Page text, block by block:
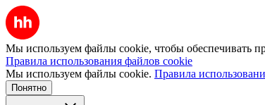
Мы используем файлы cookie, чтобы обеспечивать
Правила использования файлов cookie
Мы используем файлы cookie. Правила
Понятно